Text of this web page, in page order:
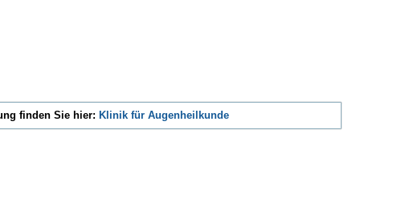
finden Sie hier: Klinik für Augenheilkunde